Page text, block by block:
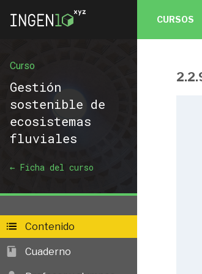
Curso
Gestión
sostenible de
ecosistemas
fluviales
← Ficha del curso
Contenido
Cuaderno
CURSOS